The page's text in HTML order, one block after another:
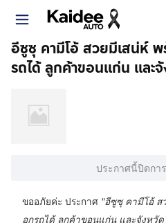
อีซูซุ คามีโอ้ สวยมีเสน่ห์
รถได้ ลูกค้าขอนแก่น และ
ประกาศนี้ปิดกา
ขออภัยค่ะ ประกาศ "อีซูซุ คามีโอ้ ส
อกรถได้ ลูกค้าขอนแก่น และจังหวัด